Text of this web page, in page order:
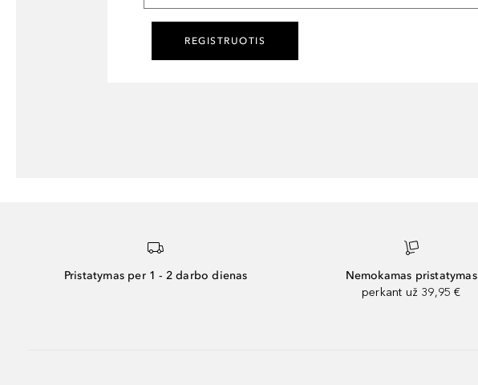
REGISTRUOTIS
Pristatymas per 1 - 2 darbo dienas
Nemokamas pristatymas
perkant už 39,95 €